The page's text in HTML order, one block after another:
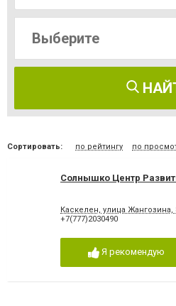
Сортировать: по рейтингу по
Солнышко Центр
Каскелен, улица Жангозина,
+7(777)2030490
Я рекомендую